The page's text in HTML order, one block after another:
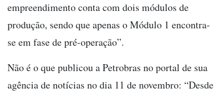
empreendimento conta com dois módulos de
produção, sendo que apenas o Módulo 1 encontra-
se em fase de pré-operação”.
Não é o que publicou a Petrobras no portal de sua
agência de notícias no dia 11 de novembro: “Desde